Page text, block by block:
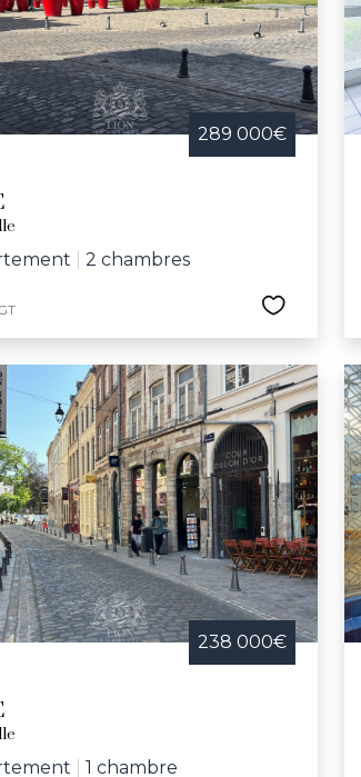
289 000€
2 chambres
238 000€
1 chambre